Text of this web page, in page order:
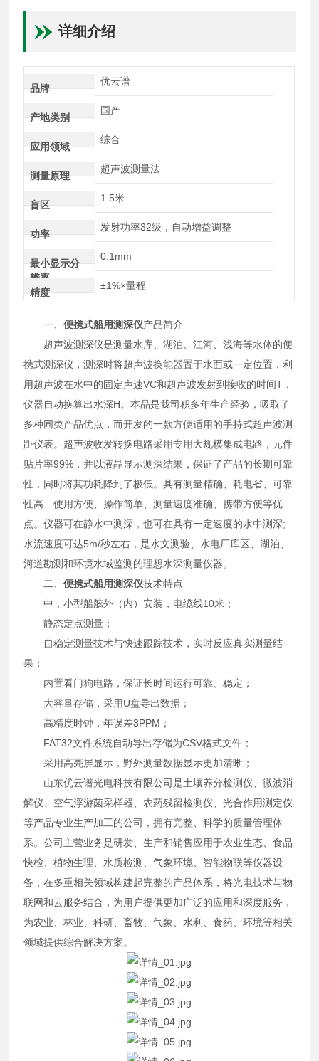
详细介绍
品牌
优云谱
产地类别
国产
应用领域
综合
测量原理
超声波测量法
盲区
1.5米
功率
发射功率32级，自动增益调整
最小显示分
辨率
0.1mm
精度
±1%×量程
一、便携式船用测深仪产品简介
超声波测深仪是测量水库、湖泊、江河、浅海等水体的便
携式测深仪，测深时将超声波换能器置于水面或一定位置，利
用超声波在水中的固定声速VC和超声波发射到接收的时间T，
仪器自动换算出水深H。本品是我司积多年生产经验，吸取了
多种同类产品优点，而开发的一款方便适用的手持式超声波测
距仪表。超声波收发转换电路采用专用大规模集成电路，元件
贴片率99%，并以液晶显示测深结果，保证了产品的长期可靠
性，同时将其功耗降到了极低。具有测量精确、耗电省、可靠
性高、使用方便、操作简单、测量速度准确、携带方便等优
点。仪器可在静水中测深，也可在具有一定速度的水中测深;
水流速度可达5m/秒左右，是水文测验、水电厂库区、湖泊、
河道勘测和环境水域监测的理想水深测量仪器。
二、便携式船用测深仪技术特点
中，小型船舷外（内）安装，电缆线10米；
静态定点测量；
自稳定测量技术与快速跟踪技术，实时反应真实测量结
果；
内置看门狗电路，保证长时间运行可靠、稳定；
大容量存储，采用U盘导出数据；
高精度时钟，年误差3PPM；
FAT32文件系统自动导出存储为CSV格式文件；
采用高亮屏显示，野外测量数据显示更加清晰；
山东优云谱光电科技有限公司是土壤养分检测仪、微波消
解仪、空气浮游菌采样器、农药残留检测仪、光合作用测定仪
等产品专业生产加工的公司，拥有完整、科学的质量管理体
系。公司主营业务是研发、生产和销售应用于农业生态、食品
快检、植物生理、水质检测、气象环境、智能物联等仪器设
备，在多重相关领域构建起完整的产品体系，将光电技术与物
联网和云服务结合，为用户提供更加广泛的应用和深度服务，
为农业、林业、科研、畜牧、气象、水利、食药、环境等相关
领域提供综合解决方案。